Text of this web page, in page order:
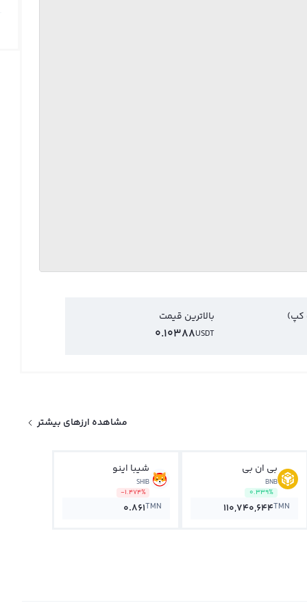
کپ) بالاترین قیمت
USDT
0.10388
مشاهده ارزهای بیشتر
بی ان بی
BNB
0.339%
110,740,644TMN
شیبا اینو
SHIB
-1.474%
0.861TMN